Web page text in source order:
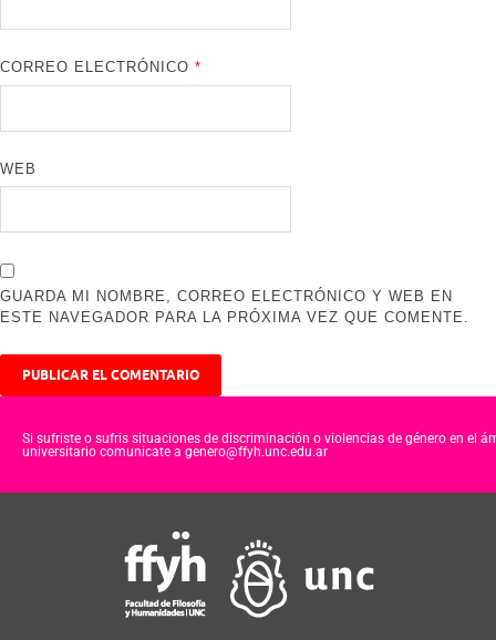
CORREO ELECTRÓNICO*
WEB
GUARDA MI NOMBRE, CORREO ELECTRÓNICO Y WEB EN
ESTE NAVEGADOR PARA LA PRÓXIMA VEZ QUE COMENTE.
Si sufriste o sufris situaciones de discriminación o violencias de género en el
universitario comunicate a genero@ffyh.unc.edu.ar